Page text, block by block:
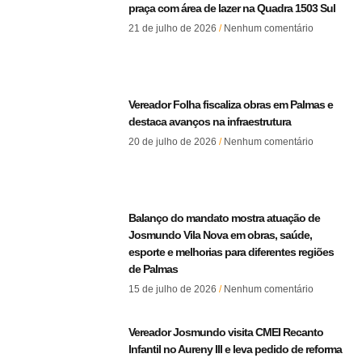
praça com área de lazer na Quadra 1503 Sul
21 de julho de 2026 Nenhum comentário
Vereador Folha fiscaliza obras em Palmas e
destaca avanços na infraestrutura
20 de julho de 2026 Nenhum comentário
Balanço do mandato mostra atuação de
Josmundo Vila Nova em obras, saúde,
esporte e melhorias para diferentes regiões
de Palmas
15 de julho de 2026 Nenhum comentário
Vereador Josmundo visita CMEI Recanto
Infantil no Aureny III e leva pedido de reforma